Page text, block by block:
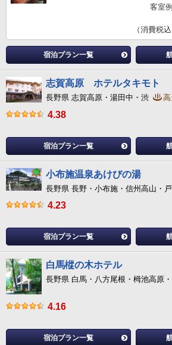
客室
（消費税
宿泊プラン一覧
志賀高原 ホテルタキモト
長野県 志賀高原・湯田中・渋
4.38
宿泊プラン一覧
小布施温泉あけびの湯
長野県 長野・小布施・信州高山・
4.23
宿泊プラン一覧
白馬樅の木ホテル
長野県 白馬・八方尾根・栂池高原
4.16
宿泊プラン一覧